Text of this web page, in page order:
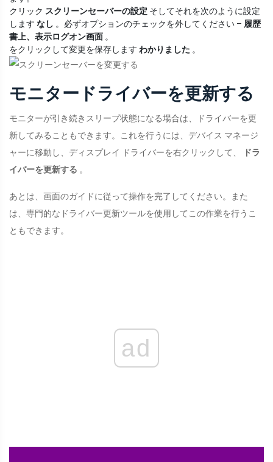
クリック スクリーンセーバーの設定 そしてそれを次のように設定
します なし 。必ずオプションのチェックを外してください – 履歴
書上、表示ログオン画面 。
をクリックして変更を保存します わかりました 。
モニタードライバーを更新する
モニターが引き続きスリープ状態になる場合は、ドライバーを更
新してみることもできます。これを行うには、デバイス マネージ
ャーに移動し、ディスプレイ ドライバーを右クリックして、
ドラ
イバーを更新する 。
あとは、画面のガイドに従って操作を完了してください。また
は、専門的なドライバー更新ツールを使用してこの作業を行うこ
ともできます。
ad